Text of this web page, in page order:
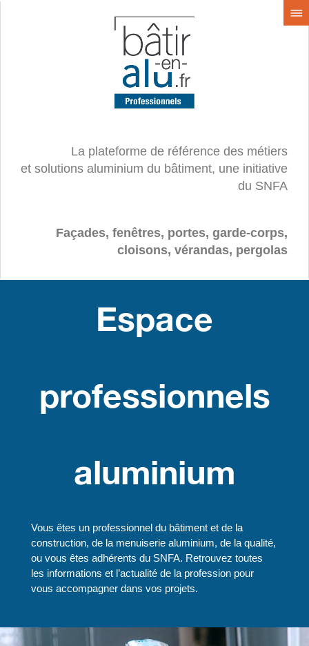
La plateforme de référence des métiers
et solutions aluminium du bâtiment, une initiative
du SNFA
Façades, fenêtres, portes, garde-corps,
cloisons, vérandas, pergolas
Espace
professionnels
aluminium
Vous êtes un professionnel du bâtiment et de la
construction, de la menuiserie aluminium, de la qualité,
ou vous êtes adhérents du SNFA. Retrouvez toutes
les informations et l’actualité de la profession pour
vous accompagner dans vos projets.